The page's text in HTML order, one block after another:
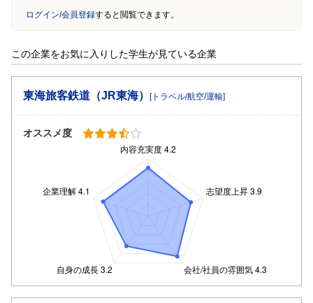
ログイン/会員登録すると閲覧できます。
この企業をお気に入りした学生が見ている企業
東海旅客鉄道（JR東海） [トラベル/航空/運輸]
オススメ度